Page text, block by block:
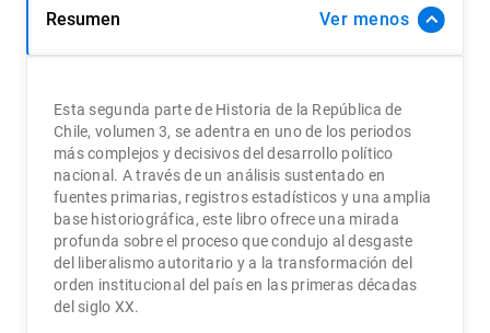
Resumen Ver
Esta segunda parte de Historia de la República de
Chile, volumen 3, se adentra en uno de los periodos
más complejos y decisivos del desarrollo político
nacional. A través de un análisis sustentado en
fuentes primarias, registros estadísticos y una amplia
base historiográfica, este libro ofrece una mirada
profunda sobre el proceso que condujo al desgaste
del liberalismo autoritario y a la transformación del
orden institucional del país en las primeras décadas
del siglo XX.